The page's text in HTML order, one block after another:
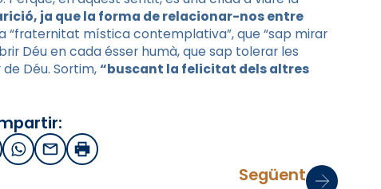
ja que la forma de relacionar-nos entre
“fraternitat mística contemplativa”, que “sap mirar
Déu en cada ésser humà, que sap tolerar les
Déu. Sortim,“buscant la felicitat dels altres
Twitter
WhatsApp
EmailImprimir
Següent